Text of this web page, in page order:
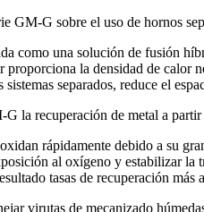
GM‑G sobre el uso de hornos
como una solución de fusión
la densidad de calor
sistemas separados, reduce el
la recuperación de metal a
rápidamente debido a su
al oxígeno y estabilizar la
tasas de recuperación
virutas de mecanizado